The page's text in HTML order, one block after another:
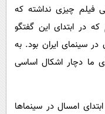
دارد، یعنی فیلم چیزی نداشته که
در ابتدای این گفتگو
سینمای ایران بود. به
ما دچار اشکال اساسی
امسال در سینماها